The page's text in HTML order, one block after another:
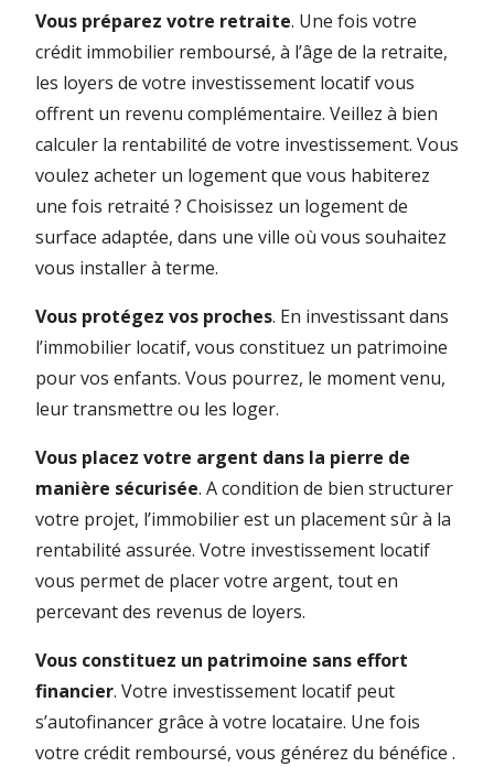
Vous préparez votre retraite. Une fois votre
crédit immobilier remboursé, à l’âge de la retraite,
les loyers de votre investissement locatif vous
offrent un revenu complémentaire. Veillez à bien
calculer la rentabilité de votre investissement. Vous
voulez acheter un logement que vous habiterez
une fois retraité ? Choisissez un logement de
surface adaptée, dans une ville où vous souhaitez
vous installer à terme.
Vous protégez vos proches. En investissant dans
l’immobilier locatif, vous constituez un patrimoine
pour vos enfants. Vous pourrez, le moment venu,
leur transmettre ou les loger.
Vous placez votre argent dans la pierre de
manière sécurisée. A condition de bien structurer
votre projet, l’immobilier est un placement sûr à la
rentabilité assurée. Votre investissement locatif
vous permet de placer votre argent, tout en
percevant des revenus de loyers.
Vous constituez un patrimoine sans effort
financier. Votre investissement locatif peut
s’autofinancer grâce à votre locataire. Une fois
votre crédit remboursé, vous générez du bénéfice .